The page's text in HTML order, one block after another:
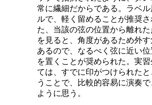
常に繊細だからである。ラベ
ルで、軽く留めることが推奨さ
た、当該の弦の位置から離れ
を見ると、角度があるため外
あるので、なるべく弦に近い
を置くことが奨められた。実習
ては、すでに印がつけられたと
うことで、比較的容易に演奏
ように思う。